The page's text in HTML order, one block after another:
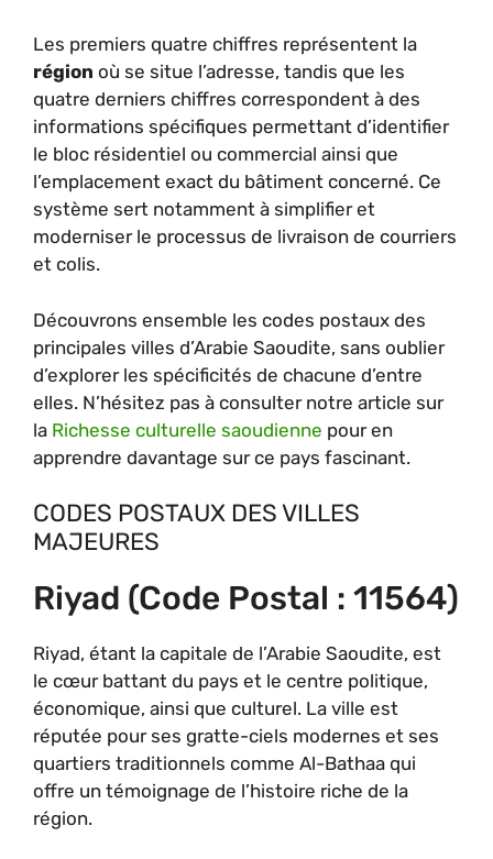
Les premiers quatre chiffres représentent la
région où se situe l’adresse, tandis que les
quatre derniers chiffres correspondent à des
informations spécifiques permettant d’identifier
le bloc résidentiel ou commercial ainsi que
l’emplacement exact du bâtiment concerné. Ce
système sert notamment à simplifier et
moderniser le processus de livraison de courriers
et colis.
Découvrons ensemble les codes postaux des
principales villes d’Arabie Saoudite, sans oublier
d’explorer les spécificités de chacune d’entre
elles. N’hésitez pas à consulter notre article sur
la Richesse culturelle saoudienne pour en
apprendre davantage sur ce pays fascinant.
CODES POSTAUX DES VILLES
MAJEURES
Riyad (code Postal : 11564)
Riyad, étant la capitale de l’Arabie Saoudite, est
le cœur battant du pays et le centre politique,
économique, ainsi que culturel. La ville est
réputée pour ses gratte-ciels modernes et ses
quartiers traditionnels comme Al-Bathaa qui
offre un témoignage de l’histoire riche de la
région.